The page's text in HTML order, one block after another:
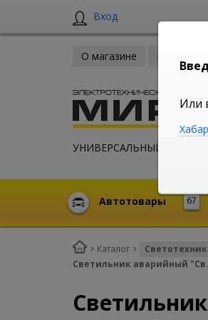
Вход
О магазине
УНИВЕРСАЛЬНЫЙ
67
Автотовары
Каталог
Светильник аварийный "Св.
Или